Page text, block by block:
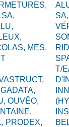
MES,
OUVÊO,
PRODEX,
SA,
T/